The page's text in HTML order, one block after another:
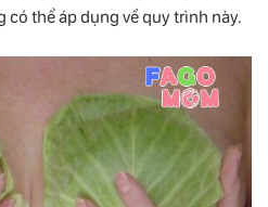
có thể áp dụng về quy trình này.